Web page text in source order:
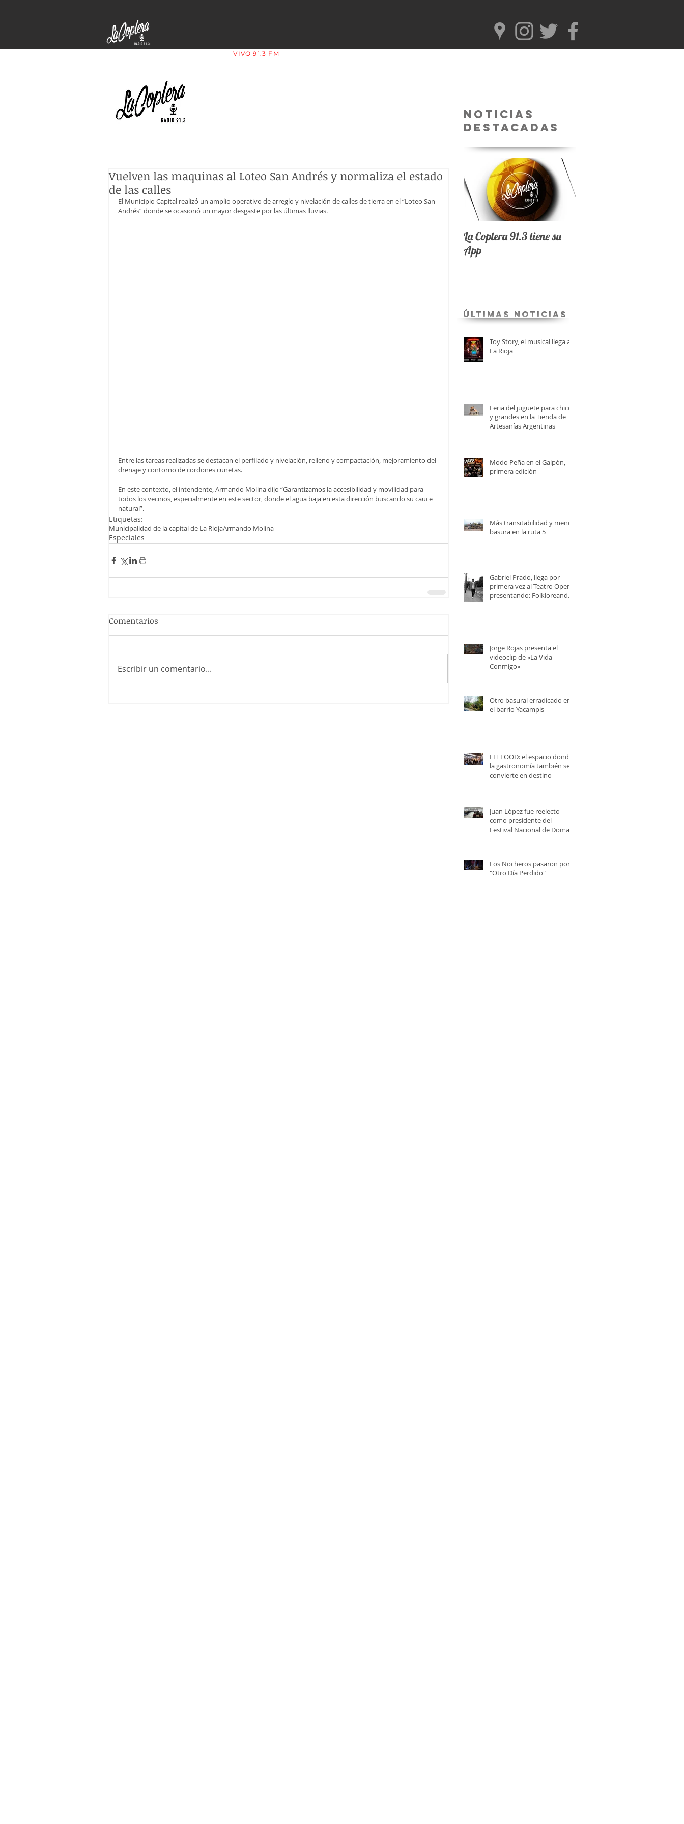
VIVO 91.3 FM
Vuelven las maquinas al Loteo San Andrés y normaliza el estado
de las calles
El Municipio Capital realizó un amplio operativo de arreglo y nivelación de calles de tierra en el “Loteo San
Andrés” donde se ocasionó un mayor desgaste por las últimas lluvias.
Entre las tareas realizadas se destacan el perfilado y nivelación, relleno y compactación, mejoramiento del
drenaje y contorno de cordones cunetas.
En este contexto, el intendente, Armando Molina dijo “Garantizamos la accesibilidad y movilidad para
todos los vecinos, especialmente en este sector, donde el agua baja en esta dirección buscando su cauce
natural”.
Etiquetas:
Municipalidad de la capital de La RiojaArmando Molina
Especiales
Comentarios
Escribir un comentario...
Noticias
Destacadas
La Coplera 91.3 tiene su
App
últimas Noticias
Toy Story, el musical llega a
La Rioja
Feria del juguete para chicos
y grandes en la Tienda de
Artesanías Argentinas
Modo Peña en el Galpón,
primera edición
Más transitabilidad y menos
basura en la ruta 5
Gabriel Prado, llega por
primera vez al Teatro Opera,
presentando: Folkloreando
Jorge Rojas presenta el
videoclip de «La Vida
Conmigo»
Otro basural erradicado en
el barrio Yacampis
FIT FOOD: el espacio donde
la gastronomía también se
convierte en destino
Juan López fue reelecto
como presidente del
Festival Nacional de Doma y
Los Nocheros pasaron por
"Otro Día Perdido"